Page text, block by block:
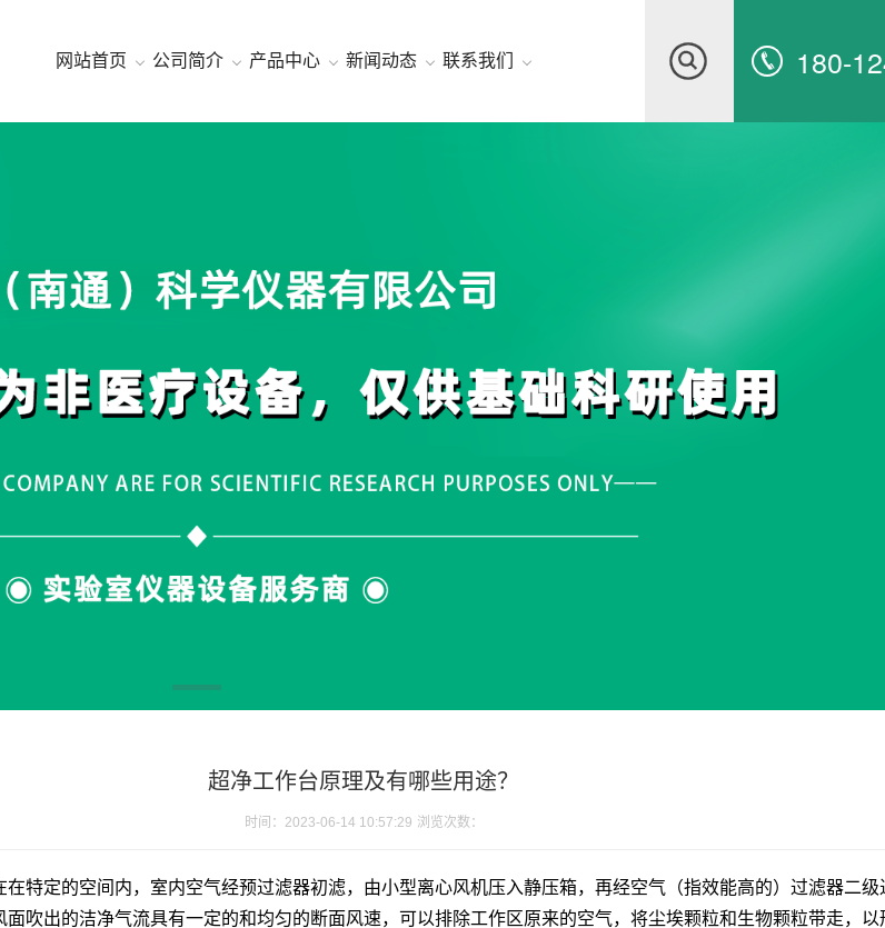
网站首页 公司简介 产品中心 新闻动态 联系我们 180-
超净工作台原理及有哪些用途？
时间：2023-06-14 10:57:29 浏览次数：
在特定的空间内，室内空气经预过滤器初滤，由小型离心风机压入静压箱，再经空气（指效能高的）过滤器二级
面吹出的洁净气流具有一定的和均匀的断面风速，可以排除工作区原来的空气，将尘埃颗粒和生物颗粒带走，以